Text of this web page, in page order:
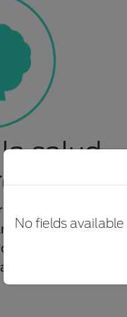
salud
pueden
los cambios
con la edad en
No fields available